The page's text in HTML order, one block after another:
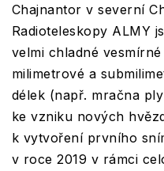
Chajnantor v severní
Radioteleskopy ALMY
velmi chladné
milimetrové a
délek (např. mračna
ke vzniku nových
k vytvoření prvního
v roce 2019 v rámci